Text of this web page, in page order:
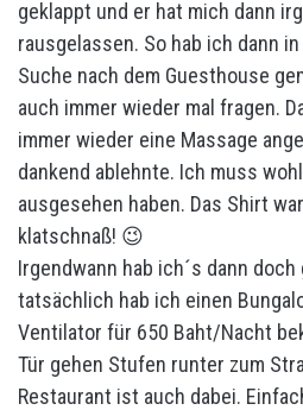
geklappt und er hat mich dann
rausgelassen. So hab ich dann
Suche nach dem Guesthouse
auch immer wieder mal fragen.
immer wieder eine Massage
dankend ablehnte. Ich muss
ausgesehen haben. Das Shirt
klatschnaß! 😉
Irgendwann hab ich´s dann
tatsächlich hab ich einen
Ventilator für 650 Baht/Nacht
Tür gehen Stufen runter zum
Restaurant ist auch dabei.